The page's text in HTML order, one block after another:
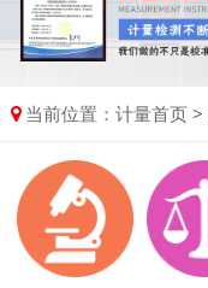
当前位置：计量首页 >